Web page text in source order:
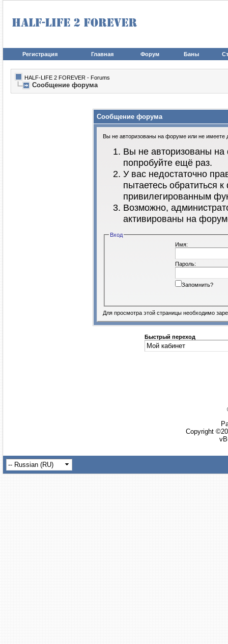
Регистрация Главная Форум Баны
HALF-LIFE 2 FOREVER - Forums
Сообщение форума
Сообщение форума
Вы не авторизованы на форуме или не имеете
Вы не авторизованы
попробуйте ещё раз.
У вас недостаточно
пытаетесь обратиться
привилегированным
Возможно,
активированы на
Вход
Имя:
Пароль:
Запомнить?
Для просмотра этой страницы необходимо
Быстрый переход
Copyright